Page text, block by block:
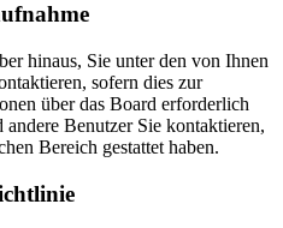
hinaus, Sie unter den von Ihnen
sofern dies zur
über das Board erforderlich
Benutzer Sie kontaktieren,
Bereich gestattet haben.